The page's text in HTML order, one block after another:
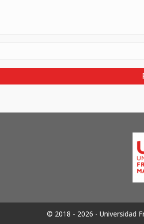
© 2018 - 2026 - Universidad